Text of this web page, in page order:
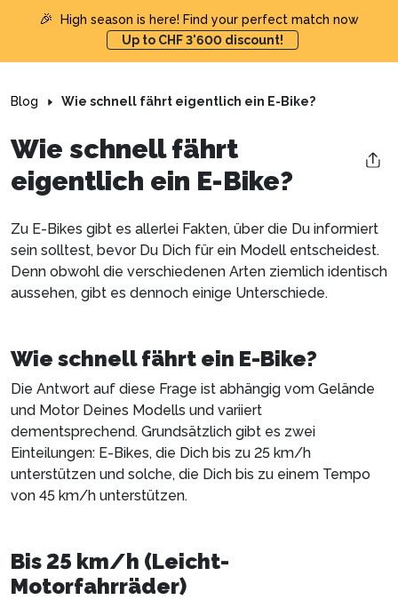
🎉
High season is here! Find your perfect match now
Up to CHF 3'600 discount!
Blog Wie schnell fährt eigentlich ein E-Bike?
Wie schnell fährt
eigentlich ein E-Bike?
Zu E-Bikes gibt es allerlei Fakten, über die Du informiert
sein solltest, bevor Du Dich für ein Modell entscheidest.
Denn obwohl die verschiedenen Arten ziemlich identisch
aussehen, gibt es dennoch einige Unterschiede.
Wie schnell fährt ein E-Bike?
Die Antwort auf diese Frage ist abhängig vom Gelände
und Motor Deines Modells und variiert
dementsprechend. Grundsätzlich gibt es zwei
Einteilungen: E-Bikes, die Dich bis zu 25 km/h
unterstützen und solche, die Dich bis zu einem Tempo
von 45 km/h unterstützen.
Bis 25 km/h (Leicht-
Motorfahrräder)